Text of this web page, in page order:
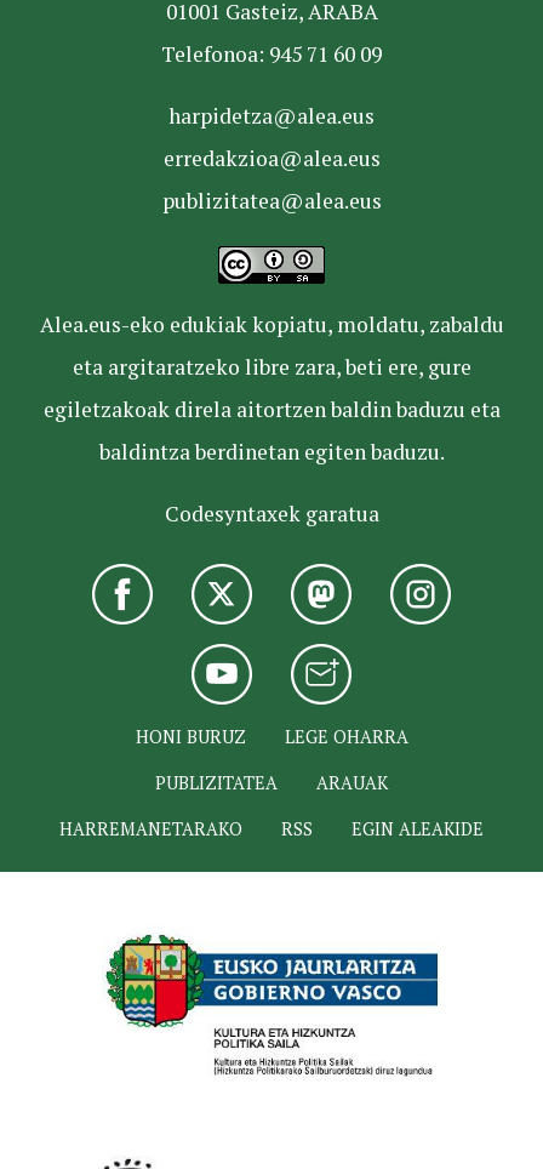
01001 Gasteiz, ARABA
Telefonoa: 945 71 60 09
harpidetza@alea.eus
erredakzioa@alea.eus
publizitatea@alea.eus
Alea.eus-eko edukiak kopiatu, moldatu, zabaldu
eta argitaratzeko libre zara, beti ere, gure
egiletzakoak direla aitortzen baldin baduzu eta
baldintza berdinetan egiten baduzu.
Codesyntaxek garatua
HONI BURUZ
LEGE OHARRA
PUBLIZITATEA
ARAUAK
HARREMANETARAKO
RSS EGIN ALEAKIDE